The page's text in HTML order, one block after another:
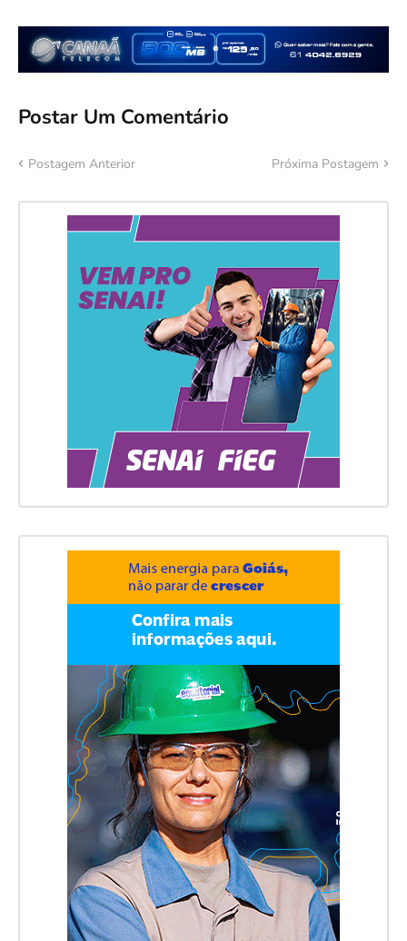
Postar Um Comentário
Postagem Anterior Próxima Postagem